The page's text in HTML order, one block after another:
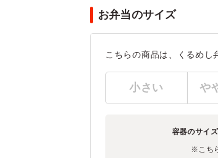
お弁当のサイズ
こちらの商品は、くるめし
小さい や
容器のサイズ
※こち